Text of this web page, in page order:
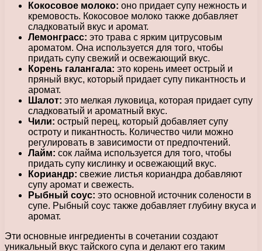
Кокосовое молоко: оно придает супу нежность и
кремовость. Кокосовое молоко также добавляет
сладковатый вкус и аромат.
Лемонграсс: это трава с ярким цитрусовым
ароматом. Она используется для того, чтобы
придать супу свежий и освежающий вкус.
Корень галангала: это корень имеет острый и
пряный вкус, который придает супу пикантность и
аромат.
Шалот: это мелкая луковица, которая придает супу
сладковатый и ароматный вкус.
Чили: острый перец, который добавляет супу
остроту и пикантность. Количество чили можно
регулировать в зависимости от предпочтений.
Лайм: сок лайма используется для того, чтобы
придать супу кислинку и освежающий вкус.
Кориандр: свежие листья кориандра добавляют
супу аромат и свежесть.
Рыбный соус: это основной источник солености в
супе. Рыбный соус также добавляет глубину вкуса и
аромат.
Эти основные ингредиенты в сочетании создают
уникальный вкус тайского супа и делают его таким